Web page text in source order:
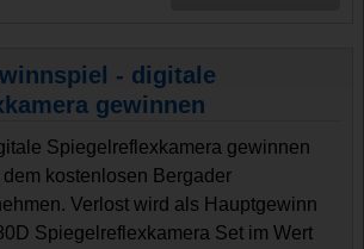
- digitale
gewinnen
Spiegelreflexkamera gewinnen
kostenlosen Bergader
Verlost wird als Hauptgewinn
Spiegelreflexkamera Set im Wert